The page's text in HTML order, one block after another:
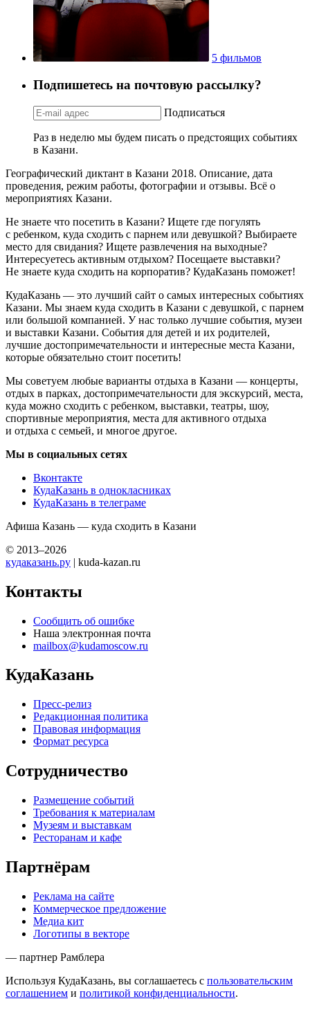
5 фильмов
Подпишетесь на почтовую рассылку?
Подписаться
Раз в неделю мы будем писать о предстоящих событиях
в Казани.
Географический диктант в Казани 2018. Описание, дата
проведения, режим работы, фотографии и отзывы. Всё о
мероприятиях Казани.
Не знаете что посетить в Казани? Ищете где погулять
с ребенком, куда сходить с парнем или девушкой? Выбираете
место для свидания? Ищете развлечения на выходные?
Интересуетесь активным отдыхом? Посещаете выставки?
Не знаете куда сходить на корпоратив? КудаКазань поможет!
КудаКазань — это лучший сайт о самых интересных событиях
Казани. Мы знаем куда сходить в Казани с девушкой, с парнем
или большой компанией. У нас только лучшие события, музеи
и выставки Казани. События для детей и их родителей,
лучшие достопримечательности и интересные места Казани,
которые обязательно стоит посетить!
Мы советуем любые варианты отдыха в Казани — концерты,
отдых в парках, достопримечательности для экскурсий, места,
куда можно сходить с ребенком, выставки, театры, шоу,
спортивные мероприятия, места для активного отдыха
и отдыха с семьей, и многое другое.
Мы в социальных сетях
Вконтакте
КудаКазань в однокласниках
КудаКазань в телеграме
Афиша Казань — куда сходить в Казани
© 2013–2026
кудаказань.ру | kuda-kazan.ru
Контакты
Сообщить об ошибке
Наша электронная почта
mailbox@kudamoscow.ru
КудаКазань
Пресс-релиз
Редакционная политика
Правовая информация
Формат ресурса
Сотрудничество
Размещение событий
Требования к материалам
Музеям и выставкам
Ресторанам и кафе
Партнёрам
Реклама на сайте
Коммерческое предложение
Медиа кит
Логотипы в векторе
— партнер Рамблера
Используя КудаКазань, вы соглашаетесь с пользовательским
соглашением и политикой конфиденциальности.